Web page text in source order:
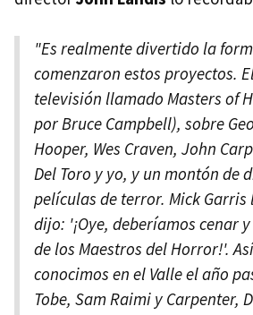
"Es realmente divertido la
comenzaron estos proyectos.
televisión llamado Masters of
por Bruce Campbell), sobre
Hooper, Wes Craven, John
Del Toro y yo, y un montón de
películas de terror. Mick
dijo: '¡Oye, deberíamos cenar
de los Maestros del Horror!'.
conocimos en el Valle el año
Tobe, Sam Raimi y Carpenter,